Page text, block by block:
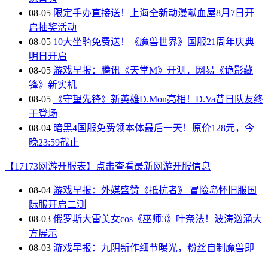
08-05 限定手办直接送！上海全新动漫献血屋8月7日开
启抽奖活动
08-05 10大坐骑免费送！《魔兽世界》国服21周年庆典
明日开启
08-05 游戏早报：腾讯《天堂M》开测，网易《诡影藏
锋》新实机
08-05
《守望先锋》新英雄D.Mon亮相！D.Va昔日队友终
于登场
08-04 暗黑4国服免费领本体最后一天！原价128元，今
晚23:59截止
【17173网游开服表】点击查看最新网游开服信息
08-04 游戏早报：外媒盛赞《抵抗者》 冒险岛怀旧服国
际服开启二测
08-03 俄罗斯大雷美女cos《巫师3》叶奈法！波涛汹涌大
方展示
08-03 游戏早报：九阴新作细节曝光，粉丝自制魔兽即